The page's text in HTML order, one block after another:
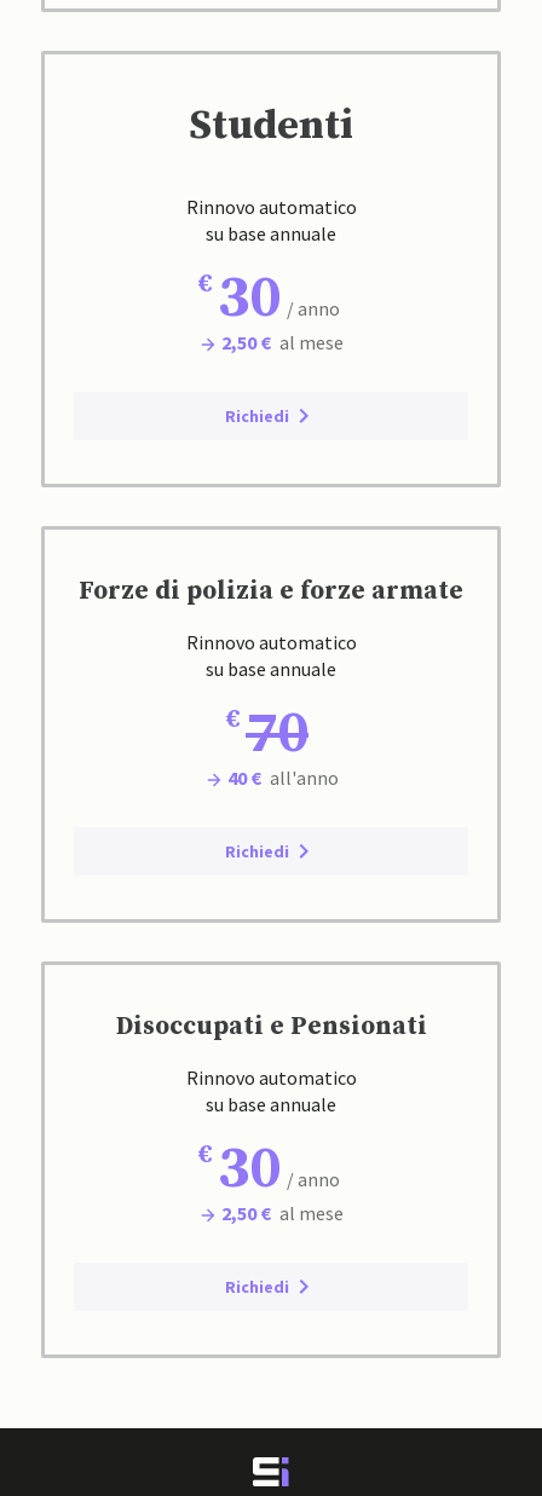
Studenti
Rinnovo automatico
su base annuale
30 / anno
2,50 € al mese
Richiedi
Forze di polizia e forze armate
Rinnovo automatico
su base annuale
70
40 € all'anno
Richiedi
Disoccupati e Pensionati
Rinnovo automatico
su base annuale
30 / anno
2,50 € al mese
Richiedi